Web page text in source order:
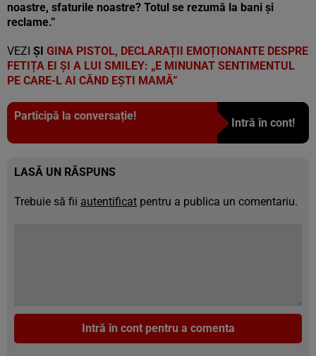
noastre, sfaturile noastre? Totul se rezumă la bani și
reclame.”
VEZI ȘI GINA PISTOL, DECLARAȚII EMOȚIONANTE DESPRE
FETIȚA EI ȘI A LUI SMILEY: „E MINUNAT SENTIMENTUL
PE CARE-L AI CÂND EȘTI MAMĂ”
Participă la conversație!
Intră în cont!
LASĂ UN RĂSPUNS
Trebuie să fii autentificat pentru a publica un comentariu.
Intră în cont pentru a comenta